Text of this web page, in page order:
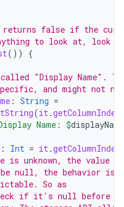
false if the
to look at, look
()) {
"Display Name".
and might not
: String =
(it.getColumnIndex
Name: $displayName
: Int = it.getColumnIndex
unknown, the value
null, the behavior is
So as
if it's null before